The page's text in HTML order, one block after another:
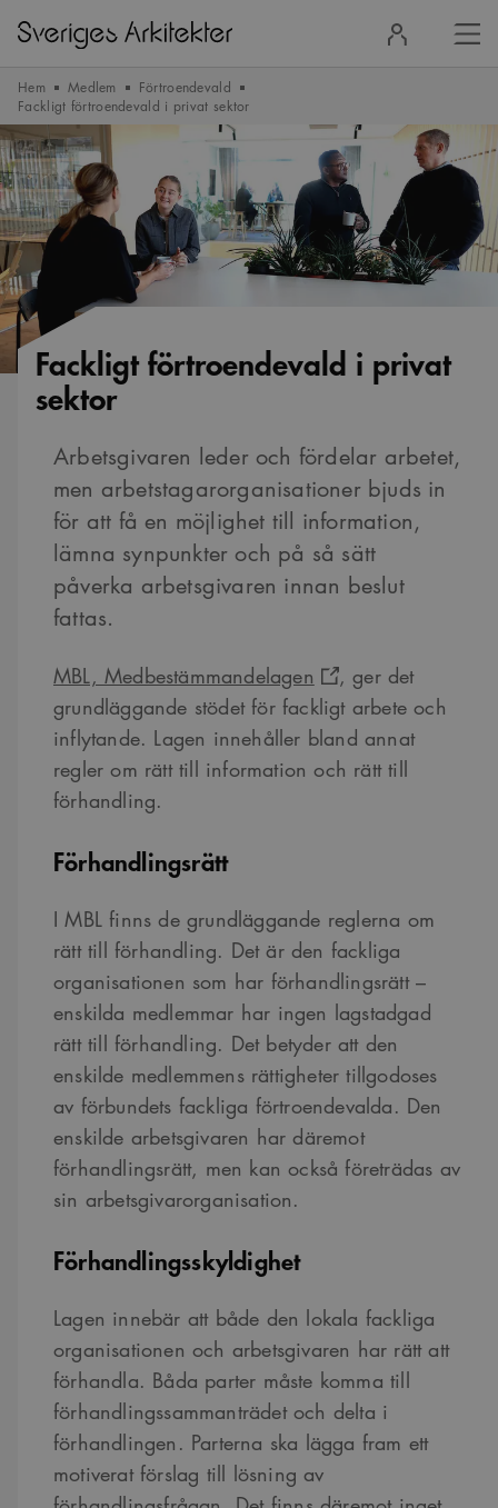
in
Hem Medlem
Förtroendevald
Fackligt förtroendevald i privat sektor
Fackligt förtroendevald i privat
sektor
Arbetsgivaren leder och fördelar arbetet,
men arbetstagarorganisationer bjuds in
för att få en möjlighet till information,
lämna synpunkter och på så sätt
påverka arbetsgivaren innan beslut
fattas.
MBL, Medbestämmandelagen
, ger det
grundläggande stödet för fackligt arbete och
inflytande. Lagen innehåller bland annat
regler om rätt till information och rätt till
förhandling.
Förhandlingsrätt
I MBL finns de grundläggande reglerna om
rätt till förhandling. Det är den fackliga
organisationen som har förhandlingsrätt –
enskilda medlemmar har ingen lagstadgad
rätt till förhandling. Det betyder att den
enskilde medlemmens rättigheter tillgodoses
av förbundets fackliga förtroendevalda. Den
enskilde arbetsgivaren har däremot
förhandlingsrätt, men kan också företrädas av
sin arbetsgivarorganisation.
Förhandlingsskyldighet
Lagen innebär att både den lokala fackliga
organisationen och arbetsgivaren har rätt att
förhandla. Båda parter måste komma till
förhandlingssammanträdet och delta i
förhandlingen. Parterna ska lägga fram ett
motiverat förslag till lösning av